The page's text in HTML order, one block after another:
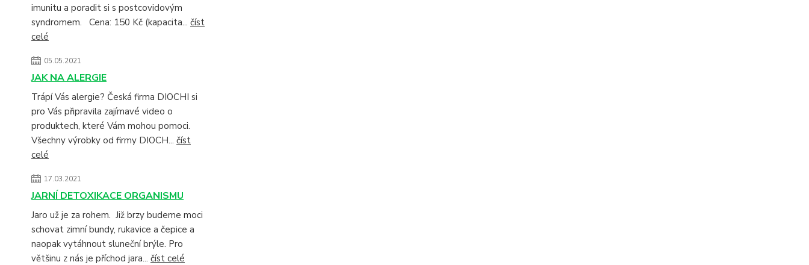
imunitu a poradit si s postcovidovým
syndromem. Cena: 150 Kč (kapacita... číst
celé
05.05.2021
JAK NA ALERGIE
Trápí Vás alergie? Česká firma DIOCHI si
pro Vás připravila zajímavé video o
produktech, které Vám mohou pomoci.
Všechny výrobky od firmy DIOCH... číst
celé
17.03.2021
JARNÍ DETOXIKACE ORGANISMU
Jaro už je za rohem. Již brzy budeme moci
schovat zimní bundy, rukavice a čepice a
naopak vytáhnout sluneční brýle. Pro
většinu z nás je příchod jara... číst celé